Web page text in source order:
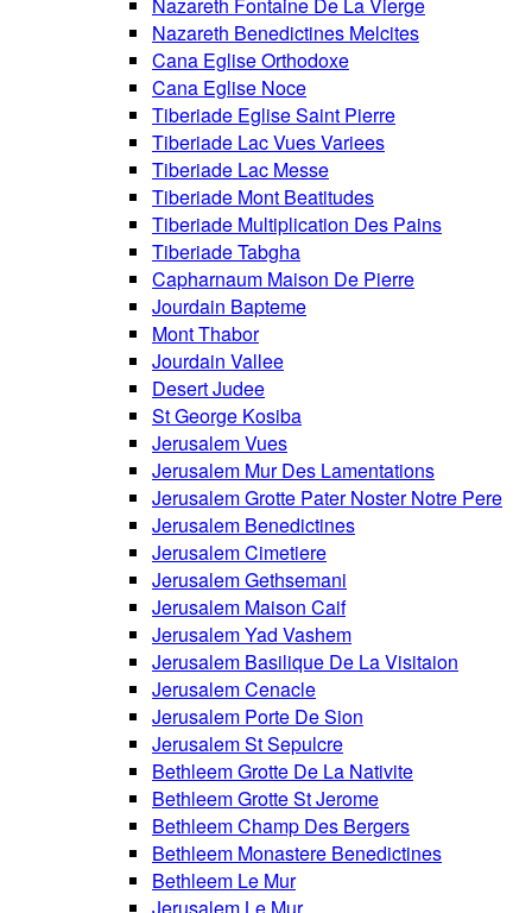
Nazareth Fontaine De La Vierge
Nazareth Benedictines Melcites
Cana Eglise Orthodoxe
Cana Eglise Noce
Tiberiade Eglise Saint Pierre
Tiberiade Lac Vues Variees
Tiberiade Lac Messe
Tiberiade Mont Beatitudes
Tiberiade Multiplication Des Pains
Tiberiade Tabgha
Capharnaum Maison De Pierre
Jourdain Bapteme
Mont Thabor
Jourdain Vallee
Desert Judee
St George Kosiba
Jerusalem Vues
Jerusalem Mur Des Lamentations
Jerusalem Grotte Pater Noster Notre Pere
Jerusalem Benedictines
Jerusalem Cimetiere
Jerusalem Gethsemani
Jerusalem Maison Caif
Jerusalem Yad Vashem
Jerusalem Basilique De La Visitaion
Jerusalem Cenacle
Jerusalem Porte De Sion
Jerusalem St Sepulcre
Bethleem Grotte De La Nativite
Bethleem Grotte St Jerome
Bethleem Champ Des Bergers
Bethleem Monastere Benedictines
Bethleem Le Mur